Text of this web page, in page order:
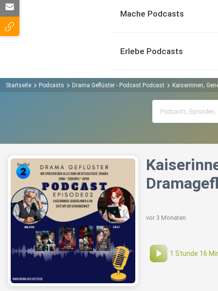
Mache Podcasts
Erlebe Podcasts
Startseite Podcasts Drama Geflüster - Podcast Podcast Kaiserinnen,
vor 3 Monaten
1 Stunde 16